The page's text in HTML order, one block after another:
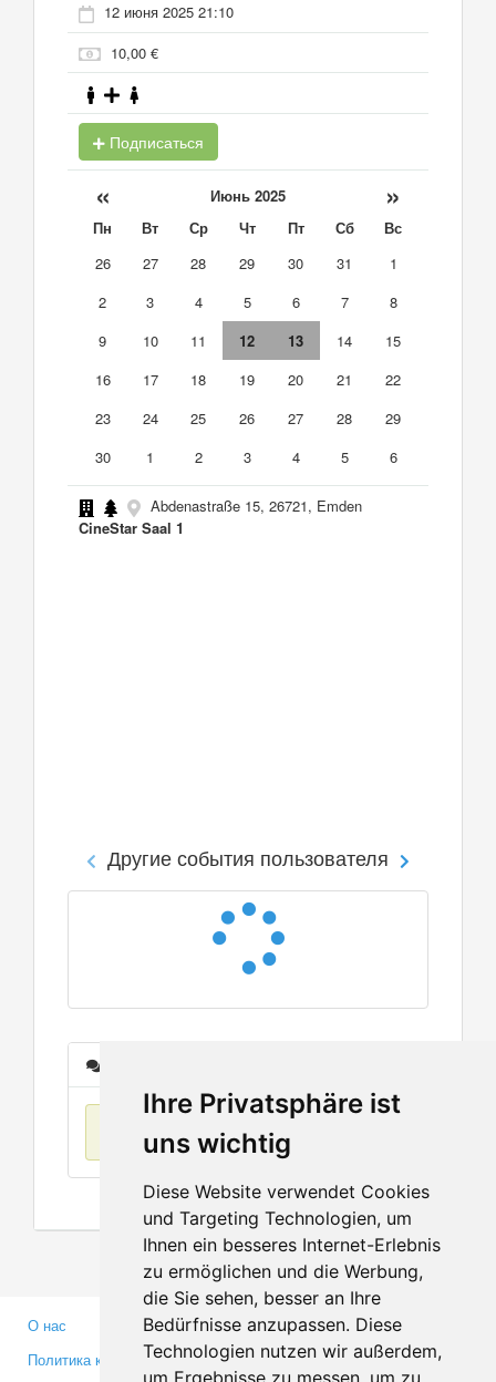
Ihre Privatsphäre ist
uns wichtig
Diese Website verwendet Cookies
und Targeting Technologien, um
Ihnen ein besseres Internet-Erlebnis
zu ermöglichen und die Werbung,
die Sie sehen, besser an Ihre
Bedürfnisse anzupassen. Diese
Technologien nutzen wir außerdem,
um Ergebnisse zu messen, um zu
12 июня 2025 21:10
10,00 €
Подписаться
« Июнь 2025 »
Пн Вт Ср Чт Пт Сб
Вс
26
27 28 29 30 31
1
2
3 4 5 6 7
8
9
10 11 12 13 14
15
16
17 18 19 20 21
22
23
24 25 26 27 28
29
30
1 2 3 4 5 6
Abdenastraße 15, 26721, Emden
CineStar Saal 1
Другие события пользователя
О нас
Политика конфиденциальности
Партнерам
Инвесторам